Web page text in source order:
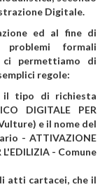
Digitale.
ed al fine di
formali
permettiamo di
regole:
il tipo di richiesta
DIGITALE PER
e il nome del
- ATTIVAZIONE
L'EDILIZIA - Comune
atti cartacei, che il